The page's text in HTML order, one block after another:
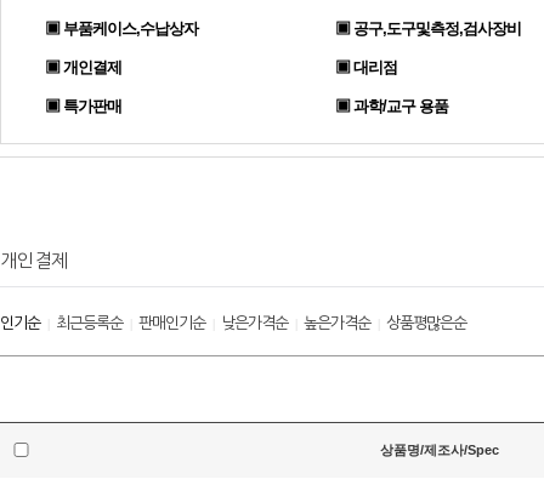
▣ 부품케이스,수납상자 ▣ 공구,도구및측정,검사장비
▣ 개인결제 ▣ 대리점
▣ 특가판매 ▣ 과학/교구 용품
개인결제
인기순| 최근등록순| 판매인기순| 낮은가격순| 높은가격순| 상품평많은순
상품명/제조사/Spec